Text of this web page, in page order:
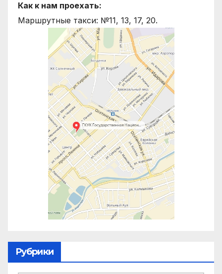
Как к нам проехать:
Маршрутные такси: №11, 13, 17, 20.
Рубрики